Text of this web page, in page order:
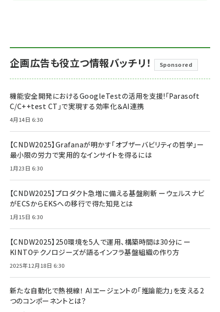
企画広告も役立つ情報バッチリ！ Sponsored
機能安全開発におけるGoogleTestの活用を支援!「Parasoft
C/C++test CT」で実現する効率化＆AI連携
4月14日 6:30
【CNDW2025】Grafanaが明かす「オブザーバビリティの哲学」ー
最小限の労力で実用的なインサイトを得るには
1月23日 6:30
【CNDW2025】プロダクト急増に備える基盤刷新 ーウェルスナビ
がECSからEKSへの移行で得た知見とは
1月15日 6:30
【CNDW2025】250環境を5人で運用、構築時間は30分に ー
KINTOテクノロジーズが語るインフラ基盤組織の作り方
2025年12月18日 6:30
新たな自動化で熱視線！ AIエージェントの「推論能力」を支える2
つのコンポーネントとは？